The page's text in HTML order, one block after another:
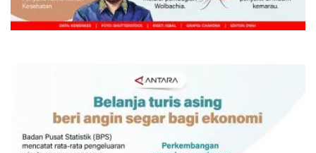
Kemarin 12:00